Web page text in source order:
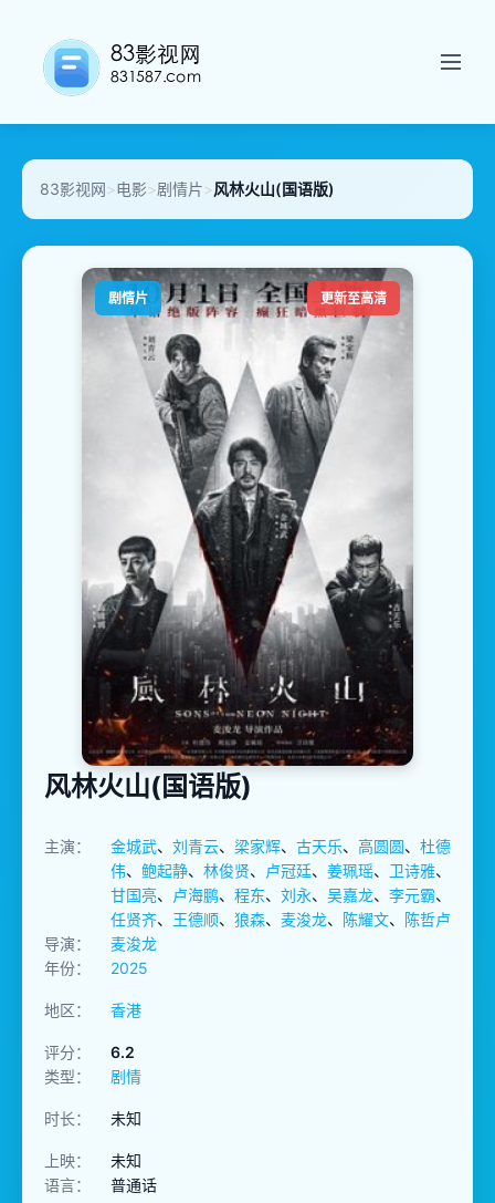
83影视网>电影>剧情片>风林火山(国语版)
剧情片 更新至高清
风林火山(国语版)
主演： 金城武、 刘青云、 梁家辉、 古天乐、 高圆圆、 杜德
伟、 鲍起静、 林俊贤、 卢冠廷、 姜珮瑶、 卫诗雅、
甘国亮、 卢海鹏、 程东、 刘永、 吴嘉龙、 李元霸、
任贤齐、 王德顺、 狼森、 麦浚龙、 陈耀文、
陈哲卢
导演：
麦浚龙
年份：
2025
地区： 香港
评分：
6.2
类型：
剧情
时长： 未知
上映：
未知
语言：
普通话